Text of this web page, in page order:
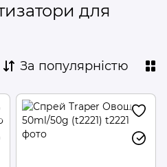
для
За популярністю